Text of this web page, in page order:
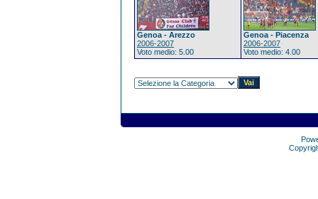
Genoa - Arezzo
2006-2007
Voto medio: 5.00
Genoa - Piacenza
2006-2007
Voto medio: 4.00